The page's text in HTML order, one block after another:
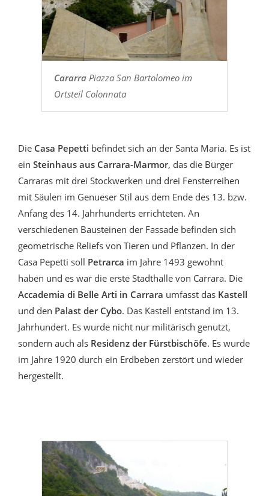
CararraPiazza San Bartolomeo im
Ortsteil Colonnata
Die Casa Pepetti befindet sich an der Santa Maria. Es ist
ein Steinhaus aus Carrara-Marmor, das die Bürger
Carraras mit drei Stockwerken und drei Fensterreihen
mit Säulen im Genueser Stil aus dem Ende des 13. bzw.
Anfang des 14. Jahrhunderts errichteten. An
verschiedenen Bausteinen der Fassade befinden sich
geometrische Reliefs von Tieren und Pflanzen. In der
Casa Pepetti soll Petrarca im Jahre 1493 gewohnt
haben und es war die erste Stadthalle von Carrara. Die
Accademia di Belle Arti in Carrara umfasst das Kastell
und den Palast der Cybo. Das Kastell entstand im 13.
Jahrhundert. Es wurde nicht nur militärisch genutzt,
sondern auch als Residenz der Fürstbischöfe. Es wurde
im Jahre 1920 durch ein Erdbeben zerstört und wieder
hergestellt.